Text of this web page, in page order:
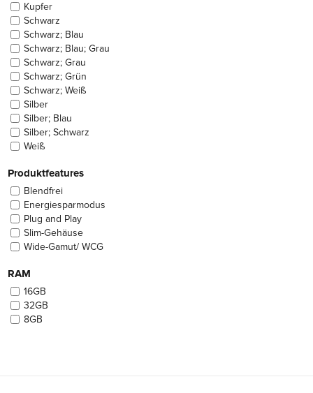
Kupfer
Schwarz
Schwarz; Blau
Schwarz; Blau; Grau
Schwarz; Grau
Schwarz; Grün
Schwarz; Weiß
Silber
Silber; Blau
Silber; Schwarz
Weiß
Produktfeatures
Blendfrei
Energiesparmodus
Plug and Play
Slim-Gehäuse
Wide-Gamut/ WCG
RAM
16GB
32GB
8GB